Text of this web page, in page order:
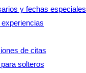
y fechas especiales
de citas
solteros